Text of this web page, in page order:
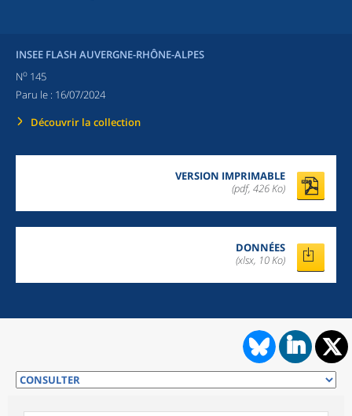
INSEE FLASH AUVERGNE-RHÔNE-ALPES
No 145
Paru le : 16/07/2024
Découvrir la collection
VERSION IMPRIMABLE
(pdf, 426 Ko)
DONNÉES
(xlsx, 10 Ko)